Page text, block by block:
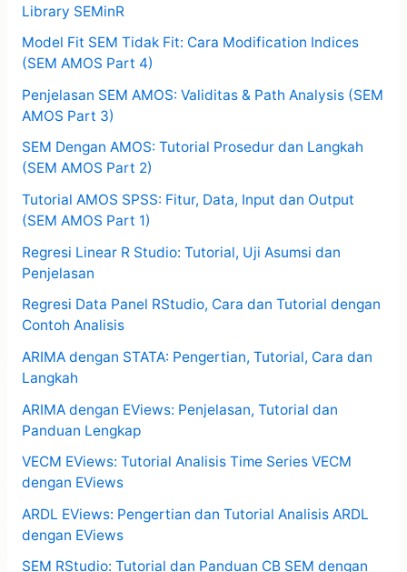
Library SEMinR
Model Fit SEM Tidak Fit: Cara Modification Indices
(SEM AMOS Part 4)
Penjelasan SEM AMOS: Validitas & Path Analysis (SEM
AMOS Part 3)
SEM Dengan AMOS: Tutorial Prosedur dan Langkah
(SEM AMOS Part 2)
Tutorial AMOS SPSS: Fitur, Data, Input dan Output
(SEM AMOS Part 1)
Regresi Linear R Studio: Tutorial, Uji Asumsi dan
Penjelasan
Regresi Data Panel RStudio, Cara dan Tutorial dengan
Contoh Analisis
ARIMA dengan STATA: Pengertian, Tutorial, Cara dan
Langkah
ARIMA dengan EViews: Penjelasan, Tutorial dan
Panduan Lengkap
VECM EViews: Tutorial Analisis Time Series VECM
dengan EViews
ARDL EViews: Pengertian dan Tutorial Analisis ARDL
dengan EViews
SEM RStudio: Tutorial dan Panduan CB SEM dengan